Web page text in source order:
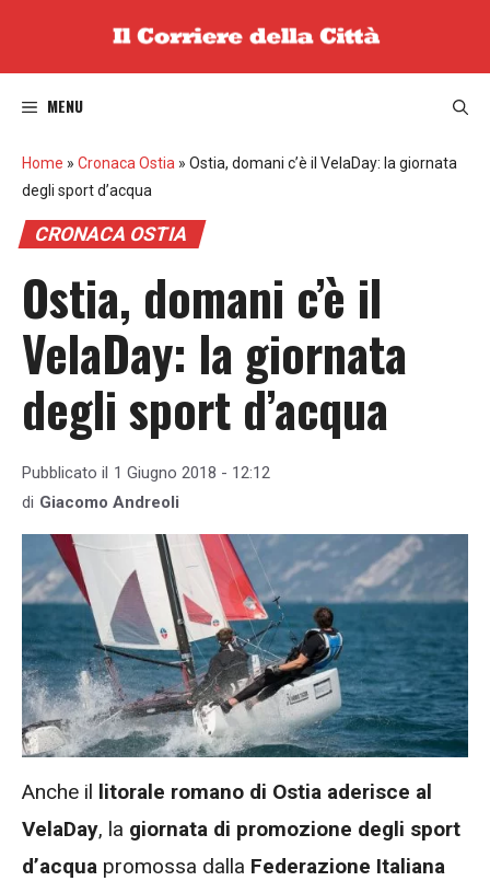
MENU
Home » Cronaca Ostia » Ostia, domani c’è il VelaDay: la giornata
degli sport d’acqua
CRONACA OSTIA
Ostia, domani c’è il
VelaDay: la giornata
degli sport d’acqua
Pubblicato il 1 Giugno 2018 - 12:12
di Giacomo Andreoli
Anche il litorale romano di Ostia aderisce al
VelaDay, la giornata di promozione degli sport
d’acqua promossa dalla Federazione Italiana